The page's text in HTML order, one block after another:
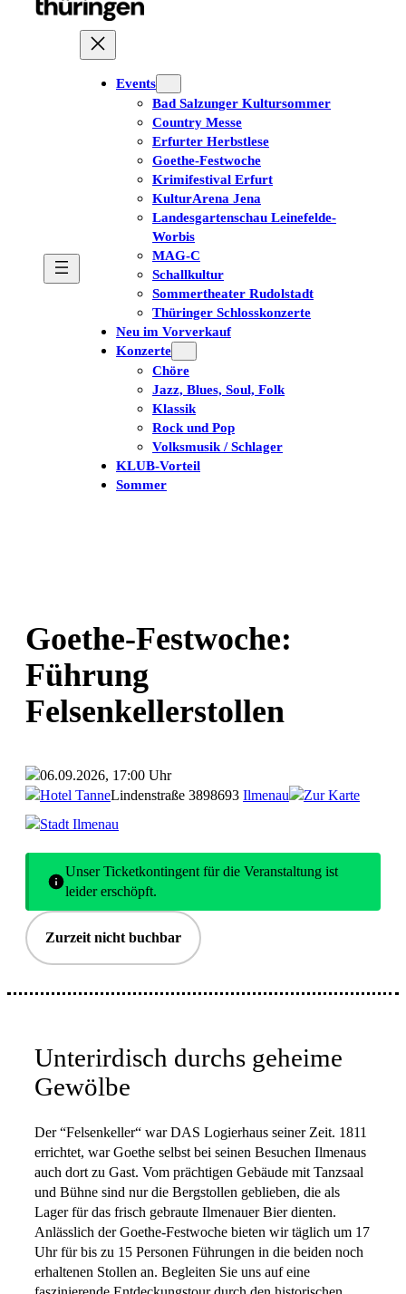
Events
Bad Salzunger Kultursommer
Country Messe
Erfurter Herbstlese
Goethe-Festwoche
Krimifestival Erfurt
KulturArena Jena
Landesgartenschau Leinefelde-
Worbis
MAG-C
Schallkultur
Sommertheater Rudolstadt
Thüringer Schlosskonzerte
Neu im Vorverkauf
Konzerte
Chöre
Jazz, Blues, Soul, Folk
Klassik
Rock und Pop
Volksmusik / Schlager
KLUB-Vorteil
Sommer
Goethe-Festwoche:
Führung
Felsenkellerstollen
06.09.2026, 17:00 Uhr
Hotel TanneLindenstraße 3898693 Ilmenau
Zur Karte
Stadt Ilmenau
Unser Ticketkontingent für die Veranstaltung ist
leider erschöpft.
Zurzeit nicht buchbar
Unterirdisch durchs geheime
Gewölbe
Der “Felsenkeller“ war DAS Logierhaus seiner Zeit. 1811
errichtet, war Goethe selbst bei seinen Besuchen Ilmenaus
auch dort zu Gast. Vom prächtigen Gebäude mit Tanzsaal
und Bühne sind nur die Bergstollen geblieben, die als
Lager für das frisch gebraute Ilmenauer Bier dienten.
Anlässlich der Goethe-Festwoche bieten wir täglich um 17
Uhr für bis zu 15 Personen Führungen in die beiden noch
erhaltenen Stollen an. Begleiten Sie uns auf eine